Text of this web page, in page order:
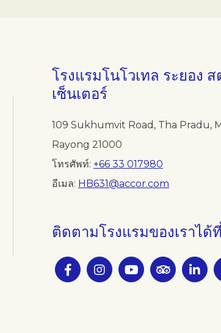
โรงแรมโนโวเทล ระยอง
เซ็นเตอร์
109 Sukhumvit Road, Tha Pradu,
Rayong 21000
โทรศัพท์ +66 33 017980
อีเมล HB631@accor.com
ติดตามโรงแรมของเราได้